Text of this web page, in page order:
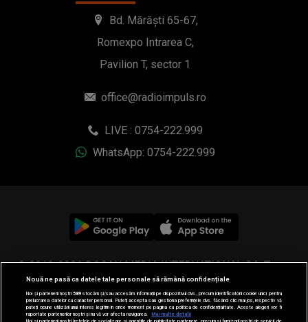
Bd. Mărăști 65-67,
Romexpo Intrarea C,
Pavilion T, sector 1
office@radioimpuls.ro
LIVE : 0754-222.999
WhatsApp: 0754-222.999
© 2019-2026 DOGAN MEDIA INTERNATIONAL SA, Toate
drepturile rezervate.
Nouă ne pasă ca datele tale personale să rămână confidențiale
Noi și partenerii noștri589stocăm și/sau accesăm informații pe dispozitivul dvs., precum identificatorii cookie unici pentru
prelucrarea datelor cu caracter personal. Puteți accepta sau gestiona preferințele dvs. făcând clic mai jos, respectiv vă
puteți opune utilizării unui interes legitim în orice moment pe pagina cu politica de confidențialitate. Aceste alegeri vor fi
raportate partenerilor noștri și nu vă vor afecta navigarea.
Mai multe detalii
Noi si partenerii nostri (retelele de socializare si agentiile de publicitate partenere, precum si furnizorii nostri de servicii de